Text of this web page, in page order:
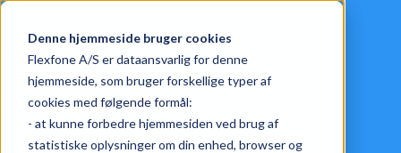
Denne hjemmeside bruger cookies
Flexfone A/S er dataansvarlig for denne
hjemmeside, som bruger forskellige typer af
cookies med følgende formål:
- at kunne forbedre hjemmesiden ved brug af
statistiske oplysninger om din enhed, browser og